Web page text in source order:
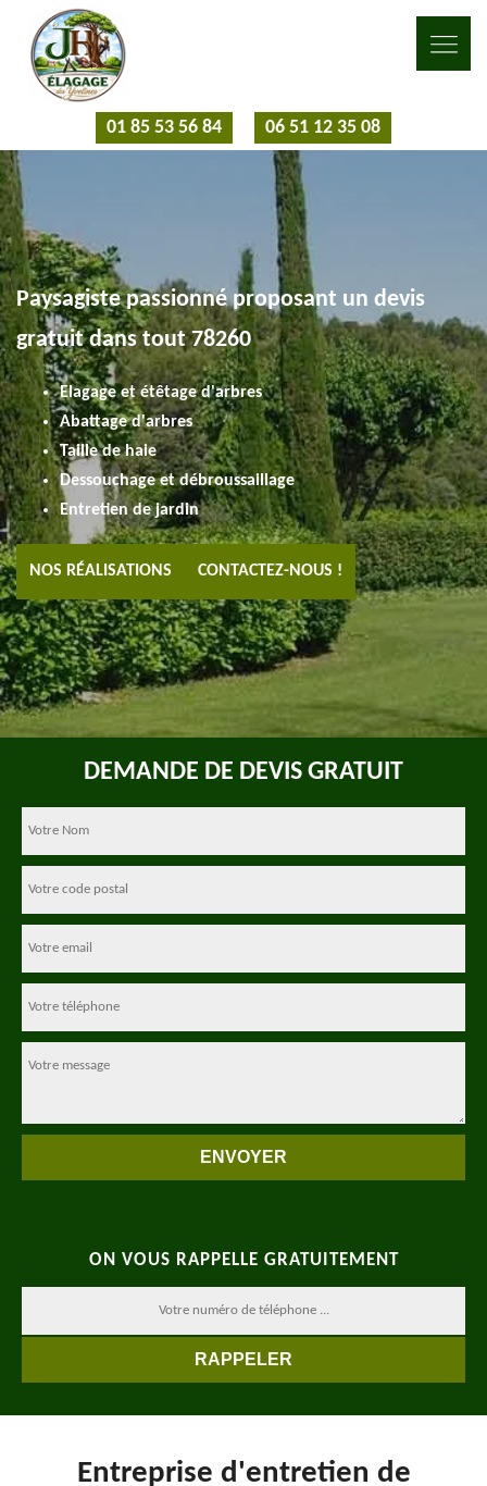
01 85 53 56 84 06 51 12 35 08
Paysagiste passionné proposant un devis
gratuit dans tout 78260
Elagage et étêtage d'arbres
Abattage d'arbres
Taille de haie
Dessouchage et débroussaillage
Entretien de jardin
NOS RÉALISATIONS CONTACTEZ-NOUS !
DEMANDE DE DEVIS GRATUIT
ON VOUS RAPPELLE GRATUITEMENT
Entreprise d'entretien de